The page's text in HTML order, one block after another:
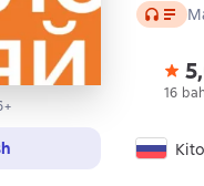
Audio
16